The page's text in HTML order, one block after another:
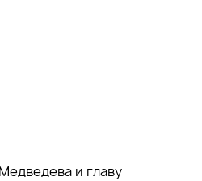
и главу